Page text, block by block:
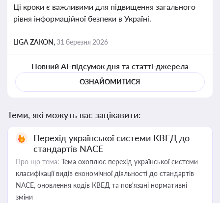
Ці кроки є важливими для підвищення загального
рівня інформаційної безпеки в Україні.
LIGA ZAKON,31 березня 2026
Повний AI-підсумок дня та статті-джерела
ОЗНАЙОМИТИСЯ
Теми, які можуть вас зацікавити:
Перехід української системи КВЕД до
стандартів NACE
Про що тема: Тема охоплює перехід української системи
класифікації видів економічної діяльності до стандартів
NACE, оновлення кодів КВЕД та пов'язані нормативні
зміни